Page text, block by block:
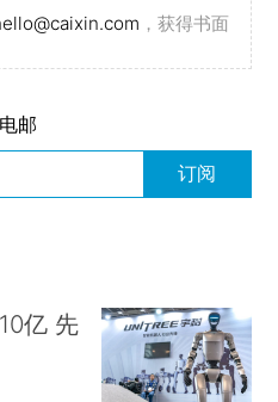
，获得书面
邮
订阅
亿 先